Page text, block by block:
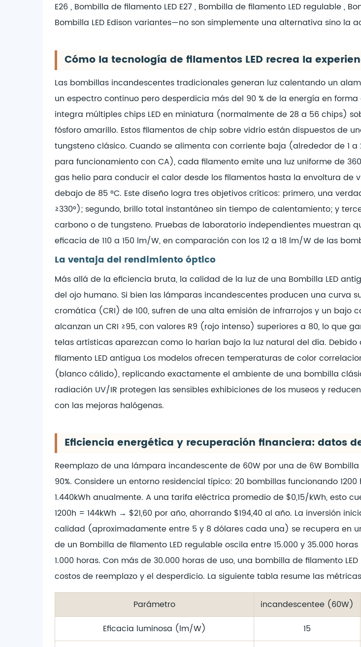
E26, Bombilla de filamento LED E27, Bombilla de filamento LED regulable,
Bombilla LED Edison variantes—no son simplemente una alternativa sino la
Cómo la tecnología de filamentos LED recrea la
Las bombillas incandescentes tradicionales generan luz calentando un
un espectro continuo pero desperdicia más del 90 % de la energía en
integra múltiples chips LED en miniatura (normalmente de 28 a 56 chips)
fósforo amarillo. Estos filamentos de chip sobre vidrio están dispuestos de
tungsteno clásico. Cuando se alimenta con corriente baja (alrededor de 1
para funcionamiento con CA), cada filamento emite una luz uniforme de
gas helio para conducir el calor desde los filamentos hasta la envoltura de
debajo de 85 °C. Este diseño logra tres objetivos críticos: primero, una
≥330°); segundo, brillo total instantáneo sin tiempo de calentamiento; y
carbono o de tungsteno. Pruebas de laboratorio independientes muestran
eficacia de 110 a 150 lm/W, en comparación con los 12 a 18 lm/W de las
La ventaja del rendimiento óptico
Más allá de la eficiencia bruta, la calidad de la luz de una Bombilla LED
del ojo humano. Si bien las lámparas incandescentes producen una curva
cromática (CRI) de 100, sufren de una alta emisión de infrarrojos y un bajo
alcanzan un CRI ≥95, con valores R9 (rojo intenso) superiores a 80, lo que
telas artísticas aparezcan como lo harían bajo la luz natural del día.
filamento LED antigua Los modelos ofrecen temperaturas de color
(blanco cálido), replicando exactamente el ambiente de una bombilla
radiación UV/IR protegen las sensibles exhibiciones de los museos y
con las mejoras halógenas.
Eficiencia energética y recuperación financiera: datos
Reemplazo de una lámpara incandescente de 60W por una de 6W Bombilla
90%. Considere un entorno residencial típico: 20 bombillas funcionando
1.440kWh anualmente. A una tarifa eléctrica promedio de $0,15/kWh, esto
1200h = 144kWh → $21,60 por año, ahorrando $194,40 al año. La inversión
calidad (aproximadamente entre 5 y 8 dólares cada una) se recupera en
de un Bombilla de filamento LED regulableoscila entre 15.000 y 35.000
1.000 horas. Con más de 30.000 horas de uso, una bombilla de filamento
costos de reemplazo y el desperdicio. La siguiente tabla resume las
Parámetro incandescentee (60W)
Eficacia luminosa (lm/W)
15